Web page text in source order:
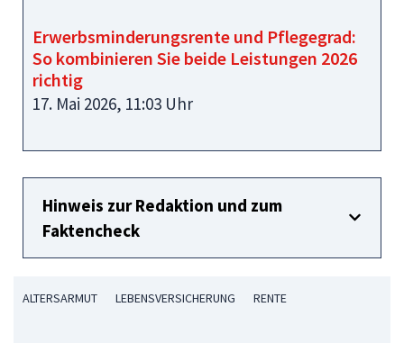
Erwerbsminderungsrente und Pflegegrad:
So kombinieren Sie beide Leistungen 2026
richtig
17. Mai 2026, 11:03 Uhr
Hinweis zur Redaktion und zum
Faktencheck
ALTERSARMUT LEBENSVERSICHERUNG RENTE